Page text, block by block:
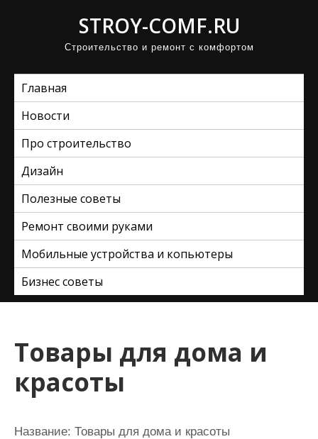
STROY-COMF.RU
Строительство и ремонт с комфортом
Главная
Новости
Про строительство
Дизайн
Полезные советы
Ремонт своими руками
Мобильные устройства и копьютеры
Бизнес советы
Товары для дома и
красоты
Название: Товары для дома и красоты